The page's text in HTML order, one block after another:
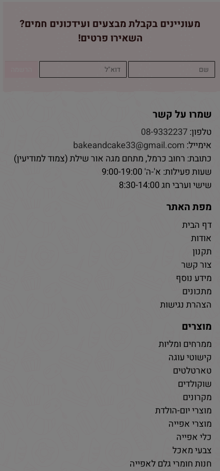
מעוניינים בקבלת מבצעים ועידכונים חמים?
השאירו פרטים!
שמרו על קשר
טלפון:08-9332237
אימייל: bakeandcake33@gmail.com
כתובת: רחוב כרמל, מתחם מגה אור שילת (צמוד למודיעין)
שעות פעילות: א'-ה' 9:00-19:00
שישי וערבי חג 8:30-14:00
מפת האתר
דף הבית
אודות
תקנון
צור קשר
מידע נוסף
מתכונים
הצהרת נגישות
מוצרים
ממרחים ומליות
קישוטי עוגה
טארטלטים
שוקולדים
מקרונים
מוצרי יום-הולדת
מוצרי אפייה
כלי אפייה
צבעי מאכל
חנות חומרי גלם לאפייה